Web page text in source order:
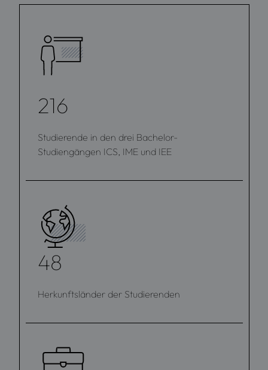
216
Studierende in den drei Bachelor-
Studiengängen ICS, IME und IEE
48
Herkunftsländer der Studierenden